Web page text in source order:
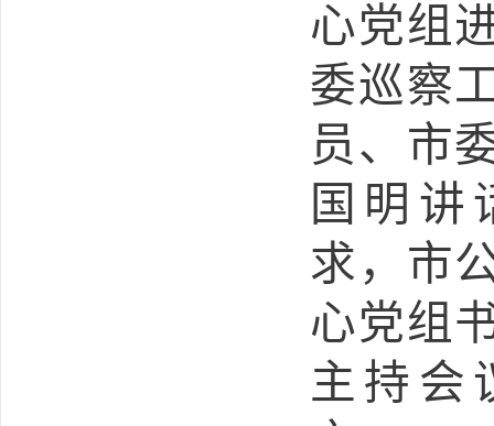
心党组
委巡察
员、市
国明 讲
求，市
心党组
主持会